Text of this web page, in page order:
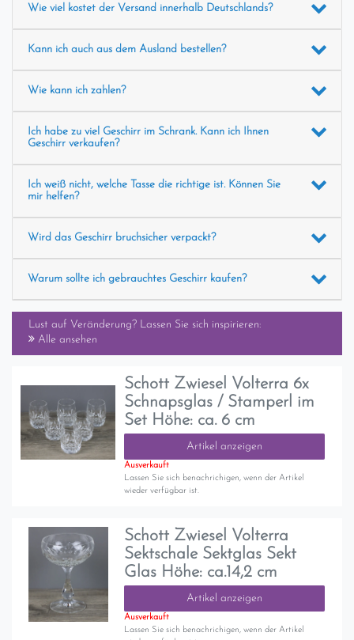
Wie viel kostet der Versand innerhalb Deutschlands?
Kann ich auch aus dem Ausland bestellen?
Wie kann ich zahlen?
Ich habe zu viel Geschirr im Schrank. Kann ich Ihnen
Geschirr verkaufen?
Ich weiß nicht, welche Tasse die richtige ist. Können Sie
mir helfen?
Wird das Geschirr bruchsicher verpackt?
Warum sollte ich gebrauchtes Geschirr kaufen?
Lust auf Veränderung? Lassen Sie sich inspirieren:
Alle ansehen
Schott Zwiesel Volterra 6x
Schnapsglas / Stamperl im
Set Höhe: ca. 6 cm
Artikel anzeigen
Ausverkauft
Lassen Sie sich benachrichigen, wenn der Artikel
wieder verfügbar ist.
Schott Zwiesel Volterra
Sektschale Sektglas Sekt
Glas Höhe: ca.14,2 cm
Artikel anzeigen
Ausverkauft
Lassen Sie sich benachrichigen, wenn der Artikel